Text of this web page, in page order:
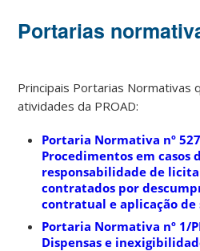
Portarias
Principais Portarias Normativas
atividades da PROAD:
Portaria Normativa nº
Procedimentos em casos
responsabilidade de
contratados por
contratual e aplicação de
Portaria Normativa nº 1/
Dispensas e